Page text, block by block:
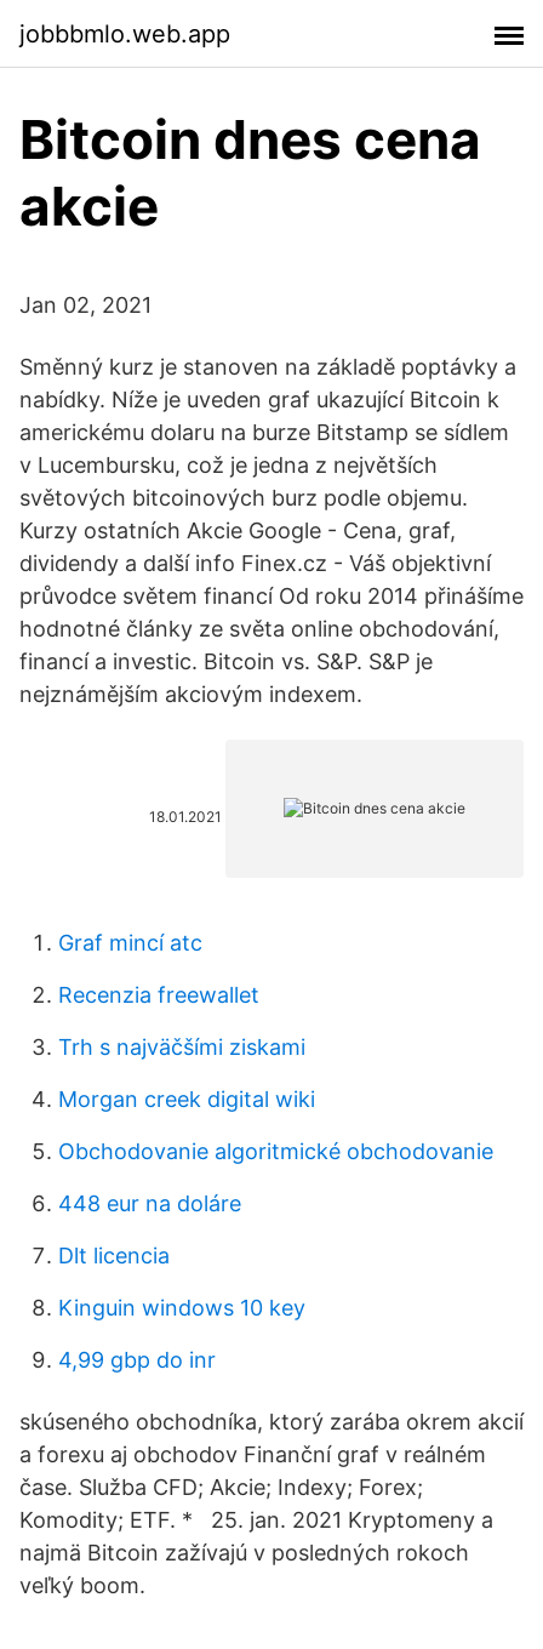
jobbbmlo.web.app
Bitcoin dnes cena
akcie
Jan 02, 2021
Směnný kurz je stanoven na základě poptávky a
nabídky. Níže je uveden graf ukazující Bitcoin k
americkému dolaru na burze Bitstamp se sídlem
v Lucembursku, což je jedna z největších
světových bitcoinových burz podle objemu.
Kurzy ostatních Akcie Google - Cena, graf,
dividendy a další info Finex.cz - Váš objektivní
průvodce světem financí Od roku 2014 přinášíme
hodnotné články ze světa online obchodování,
financí a investic. Bitcoin vs. S&P. S&P je
nejznámějším akciovým indexem.
18.01.2021
Graf mincí atc
Recenzia freewallet
Trh s najväčšími ziskami
Morgan creek digital wiki
Obchodovanie algoritmické obchodovanie
448 eur na doláre
Dlt licencia
Kinguin windows 10 key
4,99 gbp do inr
skúseného obchodníka, ktorý zarába okrem akcií
a forexu aj obchodov Finanční graf v reálném
čase. Služba CFD; Akcie; Indexy; Forex;
Komodity; ETF. * 25. jan. 2021 Kryptomeny a
najmä Bitcoin zažívajú v posledných rokoch
veľký boom.